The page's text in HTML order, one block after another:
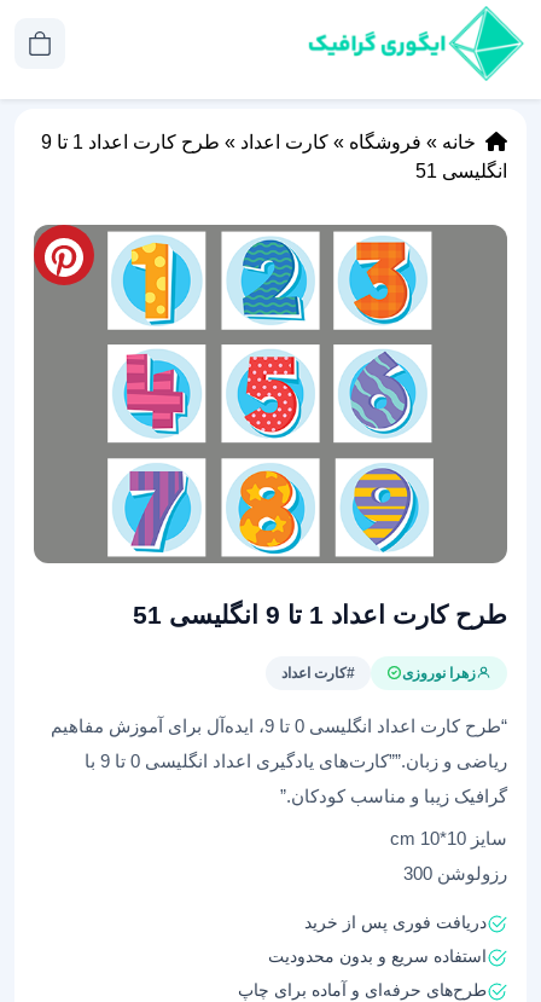
خانه » فروشگاه » کارت اعداد »
طرح کارت اعداد 1 تا 9
انگلیسی 51
طرح کارت اعداد 1 تا 9 انگلیسی 51
زهرا نوروزی #کارت اعداد
“طرح کارت اعداد انگلیسی 0 تا 9، ایده‌آل برای آموزش مفاهیم
ریاضی و زبان.””کارت‌های یادگیری اعداد انگلیسی 0 تا 9 با
گرافیک زیبا و مناسب کودکان.”
سایز 10*10 cm
رزولوشن 300
دریافت فوری پس از خرید
استفاده سریع و بدون محدودیت
طرح‌های حرفه‌ای و آماده برای چاپ